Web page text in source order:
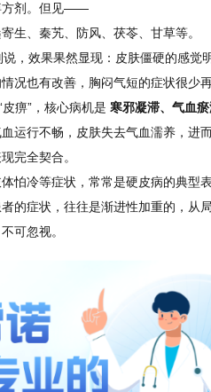
方剂。但见——
生、秦艽、防风、茯苓、甘草等。
，效果果然显现：皮肤僵硬的感
况也有改善，胸闷气短的症状很少再
痹”，核心病机是 寒邪凝滞、气血
运行不畅，皮肤失去气血濡养，进
完全契合。
怕冷等症状，常常是硬皮病的典型
的症状，往往是渐进性加重的，从
可忽视。